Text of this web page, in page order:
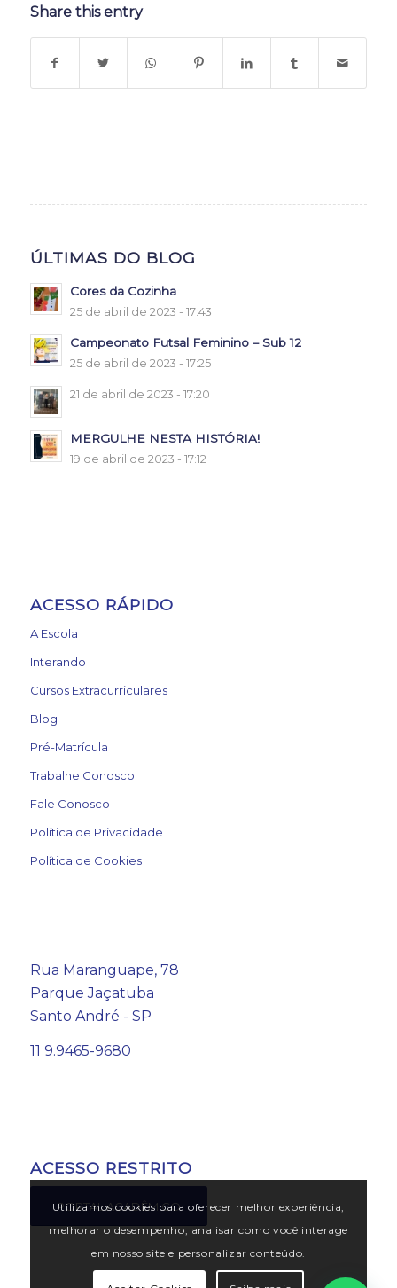
Share this entry
ÚLTIMAS DO BLOG
Cores da Cozinha
25 de abril de 2023 - 17:43
Campeonato Futsal Feminino – Sub 12
25 de abril de 2023 - 17:25
21 de abril de 2023 - 17:20
MERGULHE NESTA HISTÓRIA!
19 de abril de 2023 - 17:12
ACESSO RÁPIDO
A Escola
Interando
Cursos Extracurriculares
Blog
Pré-Matrícula
Trabalhe Conosco
Fale Conosco
Política de Privacidade
Política de Cookies
Rua Maranguape, 78
Parque Jaçatuba
Santo André - SP
11 9.9465-9680
ACESSO RESTRITO
PORTAL ACADÊMICO
Utilizamos cookies para oferecer melhor experiência,
melhorar o desempenho, analisar como você interage
em nosso site e personalizar conteúdo.